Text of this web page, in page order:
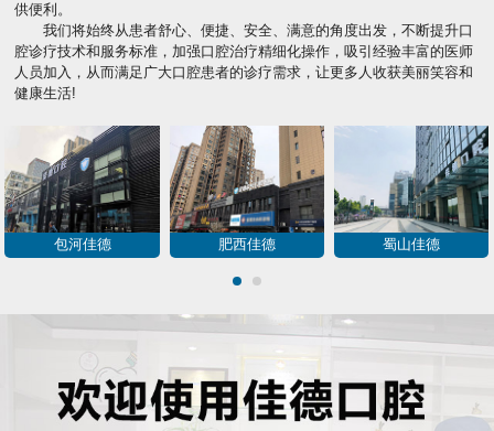
供便利。
我们将始终从患者舒心、便捷、安全、满意的角度出发，不断提升口
腔诊疗技术和服务标准，加强口腔治疗精细化操作，吸引经验丰富的医师
人员加入，从而满足广大口腔患者的诊疗需求，让更多人收获美丽笑容和
健康生活!
包河佳德 肥西佳德 蜀山佳德